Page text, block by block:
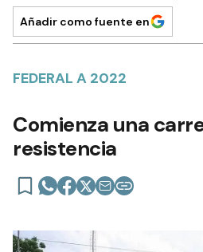
Añadir como fuente en
FEDERAL A 2022
Comienza una
resistencia